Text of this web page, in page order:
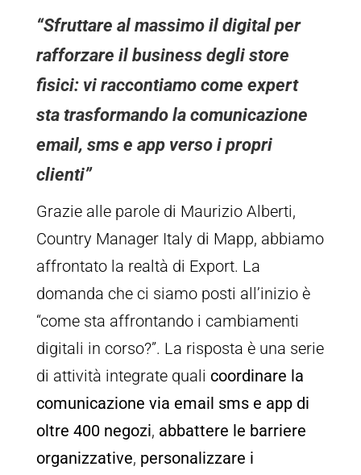
“Sfruttare al massimo il digital per
rafforzare il business degli store
fisici: vi raccontiamo come expert
sta trasformando la comunicazione
email, sms e app verso i propri
clienti”
Grazie alle parole di Maurizio Alberti,
Country Manager Italy di Mapp, abbiamo
affrontato la realtà di Export. La
domanda che ci siamo posti all’inizio è
“come sta affrontando i cambiamenti
digitali in corso?”. La risposta è una serie
di attività integrate quali coordinare la
comunicazione via email sms e app di
oltre 400 negozi, abbattere le barriere
organizzative, personalizzare i